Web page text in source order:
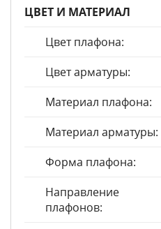
ЦВЕТ И МАТЕРИАЛ
Цвет плафона:
Цвет арматуры:
Материал плафона:
Материал арматуры:
Форма плафона:
Направление
плафонов: